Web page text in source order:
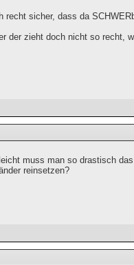
sicher, dass da
der zieht doch nicht so recht,
muss man so drastisch
reinsetzen?